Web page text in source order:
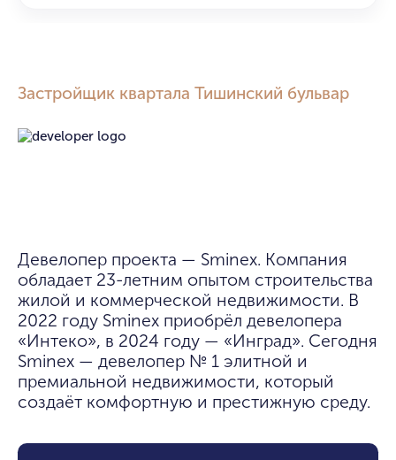
Застройщик квартала Тишинский бульвар
Девелопер проекта — Sminex. Компания
обладает 23-летним опытом строительства
жилой и коммерческой недвижимости. В
2022 году Sminex приобрёл девелопера
«Интеко», в 2024 году — «Инград». Сегодня
Sminex — девелопер № 1 элитной и
премиальной недвижимости, который
создаёт комфортную и престижную среду.